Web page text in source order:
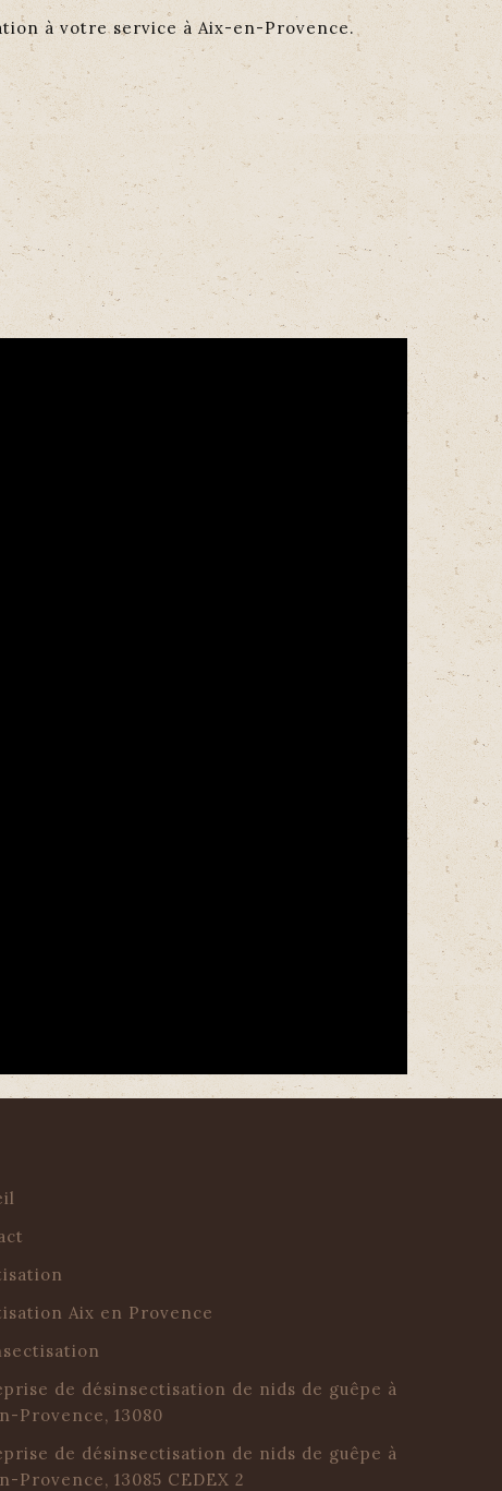
à votre service à Aix-en-Provence.
Aix en Provence
de désinsectisation de nids de guêpe à
Provence, 13080
de désinsectisation de nids de guêpe à
Provence, 13085 CEDEX 2